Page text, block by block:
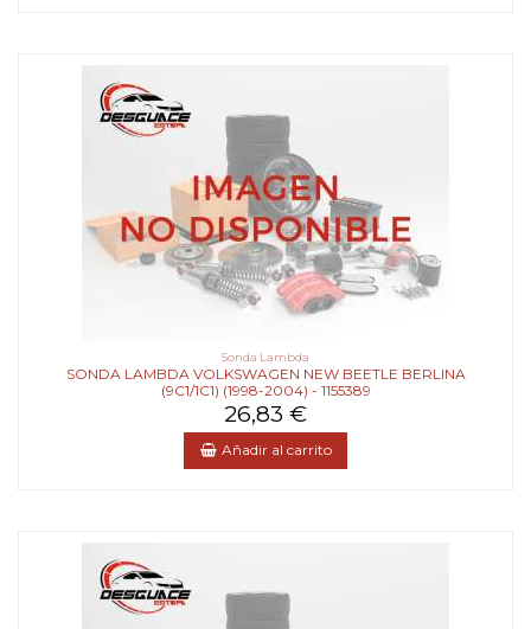
Sonda Lambda
SONDA LAMBDA VOLKSWAGEN NEW BEETLE BERLINA
(9C1/1C1) (1998-2004) - 1155389
26,83 €
Añadir al carrito